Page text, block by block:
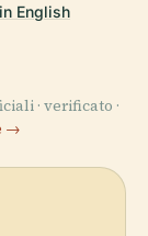
English
· verificato ·
→